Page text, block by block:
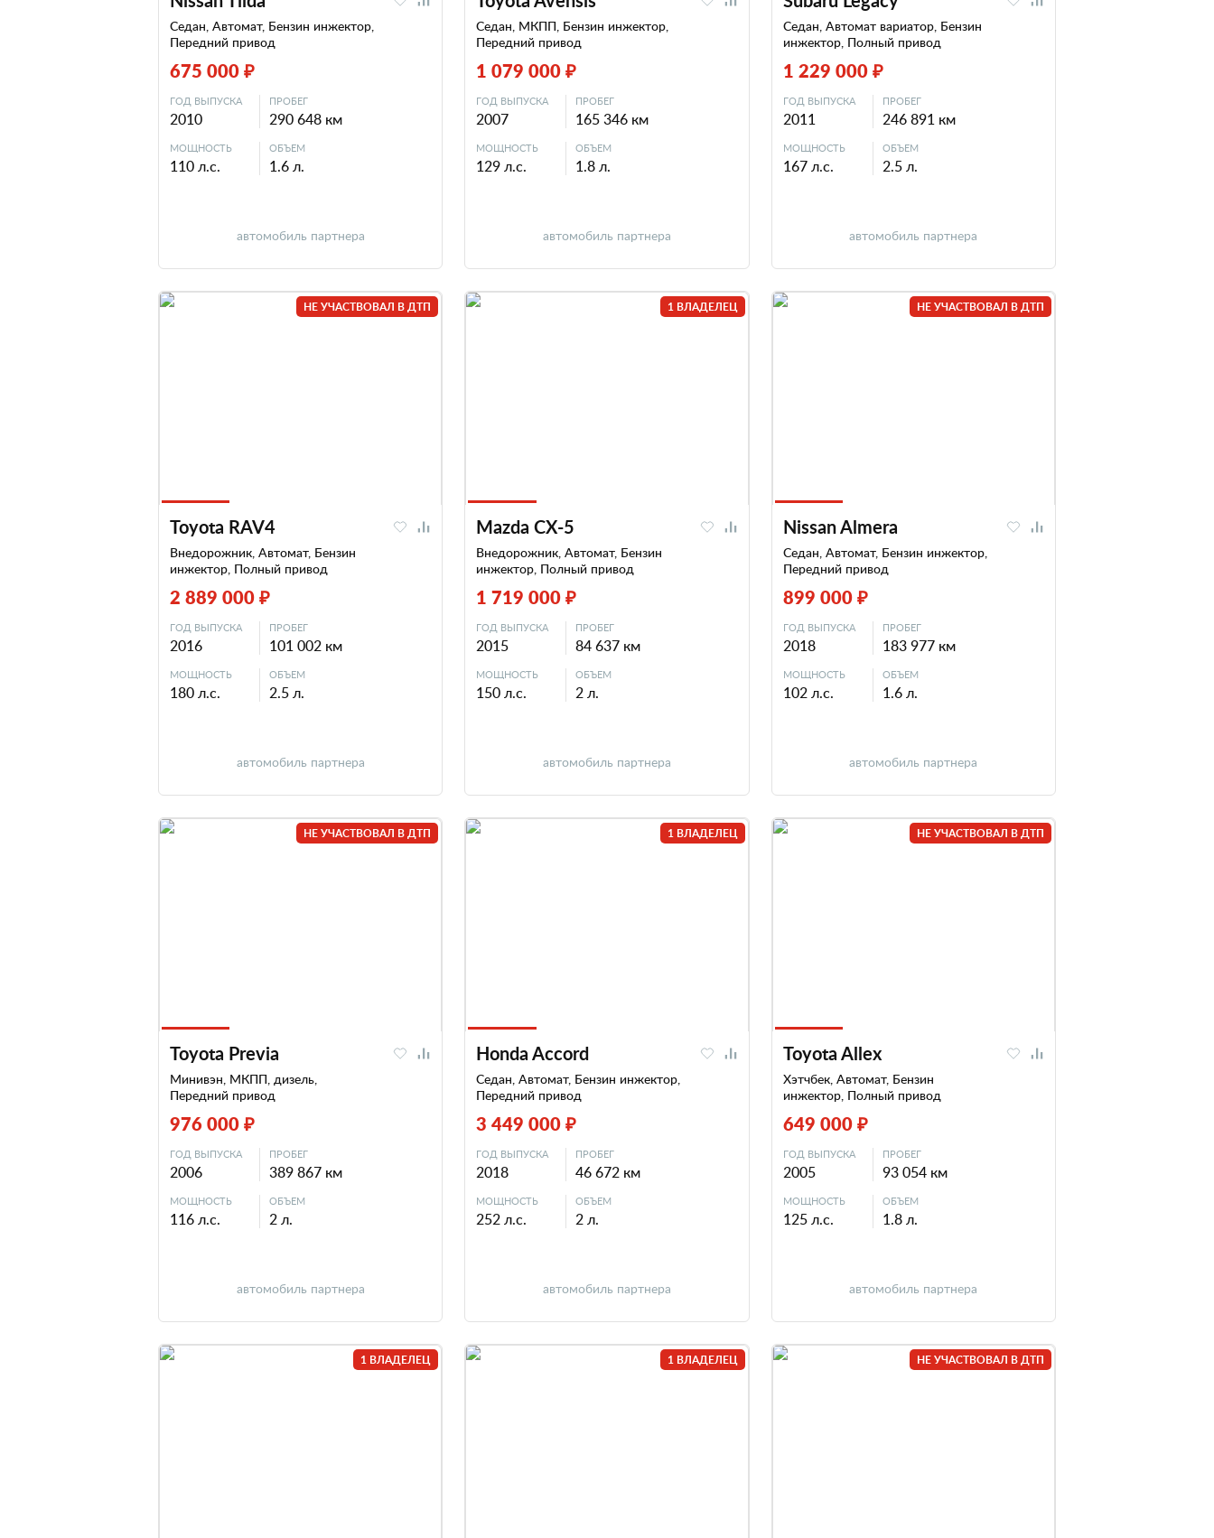
Седан, Автомат, Бензин инжектор,
Передний привод
675 000 ₽
ГОД ВЫПУСКА
2010
ПРОБЕГ
290 648 км
МОЩНОСТЬ
110 л.с.
ОБЪЕМ
1.6 л.
автомобиль партнера
Седан, МКПП, Бензин инжектор,
Передний привод
1 079 000 ₽
ГОД ВЫПУСКА
2007
ПРОБЕГ
165 346 км
МОЩНОСТЬ
129 л.с.
ОБЪЕМ
1.8 л.
автомобиль партнера
Седан, Автомат вариатор, Бензин
инжектор, Полный привод
1 229 000 ₽
ГОД ВЫПУСКА
2011
ПРОБЕГ
246 891 км
МОЩНОСТЬ
167 л.с.
ОБЪЕМ
2.5 л.
автомобиль партнера
НЕ УЧАСТВОВАЛ В ДТП
Toyota RAV4
Внедорожник, Автомат, Бензин
инжектор, Полный привод
2 889 000 ₽
ГОД ВЫПУСКА
2016
ПРОБЕГ
101 002 км
МОЩНОСТЬ
180 л.с.
ОБЪЕМ
2.5 л.
автомобиль партнера
1 ВЛАДЕЛЕЦ
Mazda CX-5
Внедорожник, Автомат, Бензин
инжектор, Полный привод
1 719 000 ₽
ГОД ВЫПУСКА
2015
ПРОБЕГ
84 637 км
МОЩНОСТЬ
150 л.с.
ОБЪЕМ
2 л.
автомобиль партнера
НЕ УЧАСТВОВАЛ В ДТП
Nissan Almera
Седан, Автомат, Бензин инжектор,
Передний привод
899 000 ₽
ГОД ВЫПУСКА
2018
ПРОБЕГ
183 977 км
МОЩНОСТЬ
102 л.с.
ОБЪЕМ
1.6 л.
автомобиль партнера
НЕ УЧАСТВОВАЛ В ДТП
Toyota Previa
Минивэн, МКПП, дизель,
Передний привод
976 000 ₽
ГОД ВЫПУСКА
2006
ПРОБЕГ
389 867 км
МОЩНОСТЬ
116 л.с.
ОБЪЕМ
2 л.
автомобиль партнера
1 ВЛАДЕЛЕЦ
Honda Accord
Седан, Автомат, Бензин инжектор,
Передний привод
3 449 000 ₽
ГОД ВЫПУСКА
2018
ПРОБЕГ
46 672 км
МОЩНОСТЬ
252 л.с.
ОБЪЕМ
2 л.
автомобиль партнера
НЕ УЧАСТВОВАЛ В ДТП
Toyota Allex
Хэтчбек, Автомат, Бензин
инжектор, Полный привод
649 000 ₽
ГОД ВЫПУСКА
2005
ПРОБЕГ
93 054 км
МОЩНОСТЬ
125 л.с.
ОБЪЕМ
1.8 л.
автомобиль партнера
1 ВЛАДЕЛЕЦ 1 ВЛАДЕЛЕЦ НЕ УЧАСТВОВАЛ В ДТП